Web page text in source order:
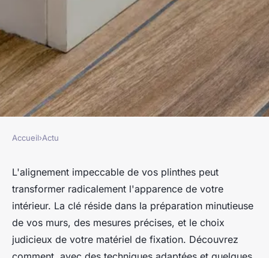
Comment obtenir des plinthes
parfaitement alignées ?
franck• 24 février 2024•3 min de lecture
Accueil›Actu
L'alignement impeccable de vos plinthes peut
transformer radicalement l'apparence de votre
intérieur. La clé réside dans la préparation minutieuse
de vos murs, des mesures précises, et le choix
judicieux de votre matériel de fixation. Découvrez